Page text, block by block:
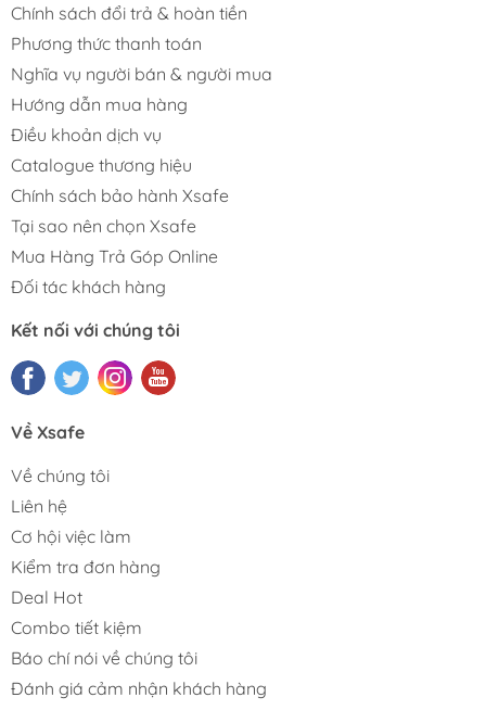
Chính sách đổi trả & hoàn tiền
Phương thức thanh toán
Nghĩa vụ người bán & người mua
Hướng dẫn mua hàng
Điều khoản dịch vụ
Catalogue thương hiệu
Chính sách bảo hành Xsafe
Tại sao nên chọn Xsafe
Mua Hàng Trả Góp Online
Đối tác khách hàng
Kết nối với chúng tôi
Về Xsafe
Về chúng tôi
Liên hệ
Cơ hội việc làm
Kiểm tra đơn hàng
Deal Hot
Combo tiết kiệm
Báo chí nói về chúng tôi
Đánh giá cảm nhận khách hàng